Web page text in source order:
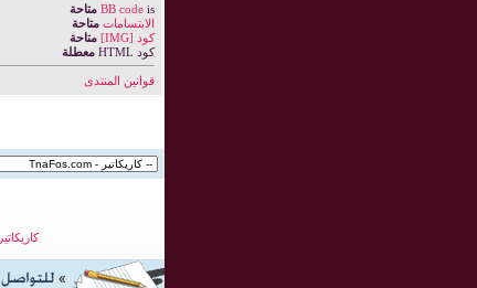
BB codeis
متاحة
الابتسامات متاحة
كود [IMG]
متاحة
كود HTML
معطلة
قوانين المنتدى
كاريكاتير